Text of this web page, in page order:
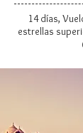
14 días,
estrellas